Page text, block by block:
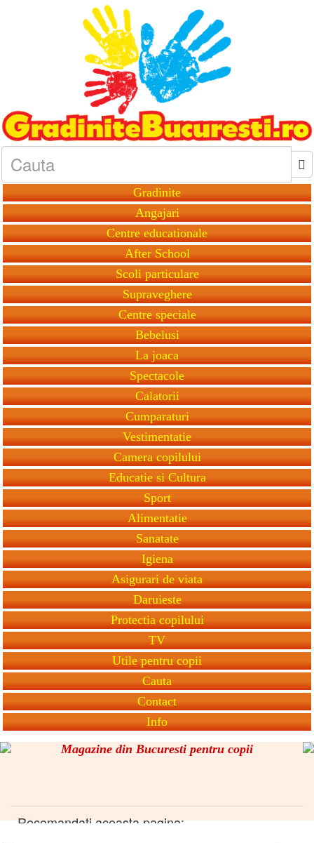
Gradinite
Angajari
Centre educationale
After School
Scoli particulare
Supraveghere
Centre speciale
Bebelusi
La joaca
Spectacole
Calatorii
Cumparaturi
Vestimentatie
Camera copilului
Educatie si Cultura
Sport
Alimentatie
Sanatate
Igiena
Asigurari de viata
Daruieste
Protectia copilului
TV
Utile pentru copii
Cauta
Contact
Info
Magazine din Bucuresti pentru copii
Recomandati aceasta pagina: